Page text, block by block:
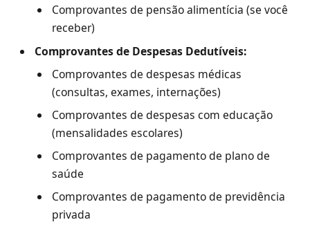
Comprovantes de pensão alimentícia (se você
receber)
Comprovantes de Despesas Dedutíveis:
Comprovantes de despesas médicas
(consultas, exames, internações)
Comprovantes de despesas com educação
(mensalidades escolares)
Comprovantes de pagamento de plano de
saúde
Comprovantes de pagamento de previdência
privada